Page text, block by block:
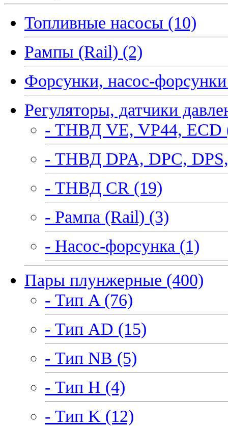
Топливные насосы (10)
Рампы (Rail) (2)
Форсунки, насос-
Регуляторы, датчики
- ТНВД VE, VP44, ECD
- ТНВД DPA, DPC,
- ТНВД CR (19)
- Рампа (Rail) (3)
- Насос-форсунка (1)
Пары плунжерные (400)
- Тип A (76)
- Тип AD (15)
- Тип NB (5)
- Тип H (4)
- Тип K (12)